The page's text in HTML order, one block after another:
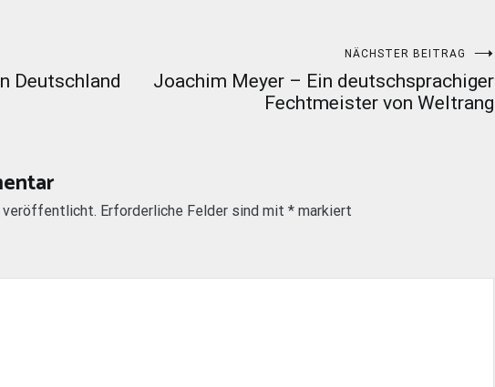
Deutschland
NÄCHSTER BEITRAG
Joachim Meyer – Ein deutschsprachiger
Fechtmeister von Weltrang
veröffentlicht. Erforderliche Felder sind mit * markiert